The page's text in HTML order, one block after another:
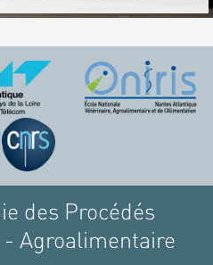
des Procédés
Agroalimentaire